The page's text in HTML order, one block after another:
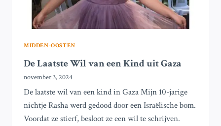
MIDDEN-OOSTEN
De Laatste Wil van een Kind uit Gaza
november 3, 2024
De laatste wil van een kind in Gaza Mijn 10-jarige
nichtje Rasha werd gedood door een Israëlische bom.
Voordat ze stierf, besloot ze een wil te schrijven.